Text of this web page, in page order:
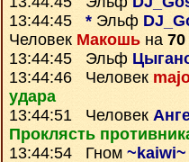
13:44:45 * Эльф
Человек Макошь на 70
13:44:45 Эльф
13:44:46 Человек
удара
13:44:51 Человек
Проклясть
13:44:54 Гном ~kaiwi~